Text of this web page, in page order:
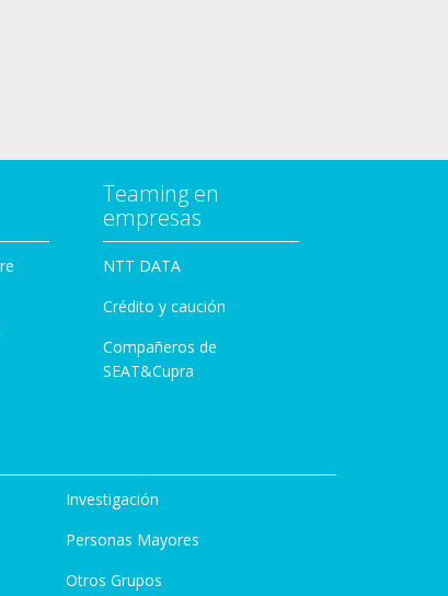
Teaming en
empresas
NTT DATA
Crédito y caución
Compañeros de
SEAT&Cupra
Investigación
Personas Mayores
Otros Grupos